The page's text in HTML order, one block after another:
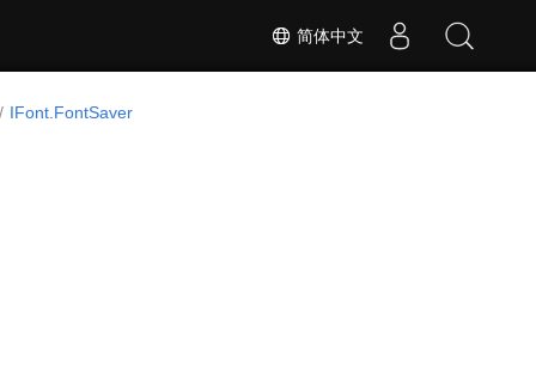
简体中文
IFont.FontSaver